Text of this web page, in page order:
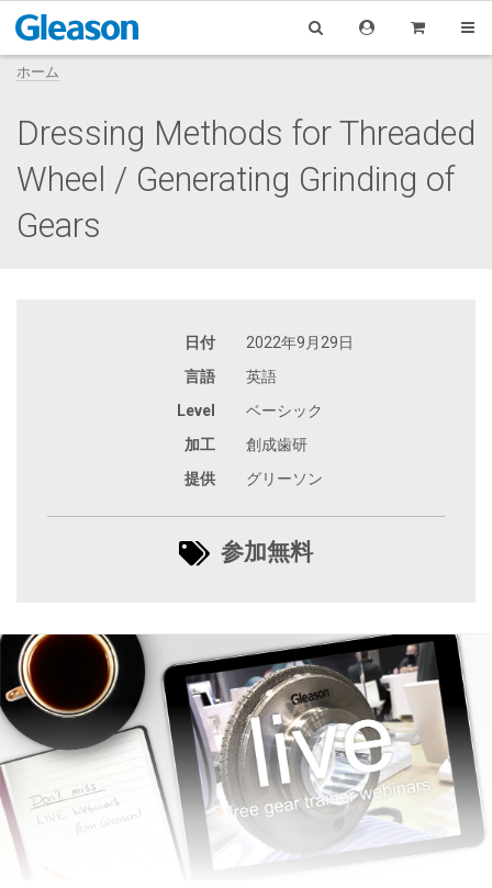
ホーム
Dressing Methods for Threaded
Wheel / Generating Grinding of
Gears
日付
2022年9月29日
言語
英語
Level
ベーシック
加工
創成歯研
提供
グリーソン
参加無料